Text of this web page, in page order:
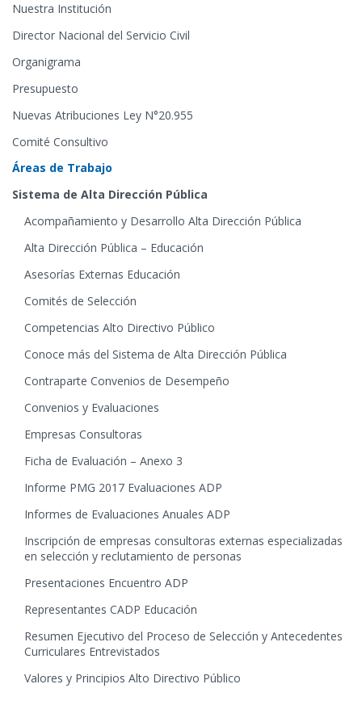
Nuestra Institución
Director Nacional del Servicio Civil
Organigrama
Presupuesto
Nuevas Atribuciones Ley N°20.955
Comité Consultivo
Áreas de Trabajo
Sistema de Alta Dirección Pública
Acompañamiento y Desarrollo Alta Dirección Pública
Alta Dirección Pública – Educación
Asesorías Externas Educación
Comités de Selección
Competencias Alto Directivo Público
Conoce más del Sistema de Alta Dirección Pública
Contraparte Convenios de Desempeño
Convenios y Evaluaciones
Empresas Consultoras
Ficha de Evaluación – Anexo 3
Informe PMG 2017 Evaluaciones ADP
Informes de Evaluaciones Anuales ADP
Inscripción de empresas consultoras externas especializadas
en selección y reclutamiento de personas
Presentaciones Encuentro ADP
Representantes CADP Educación
Resumen Ejecutivo del Proceso de Selección y Antecedentes
Curriculares Entrevistados
Valores y Principios Alto Directivo Público